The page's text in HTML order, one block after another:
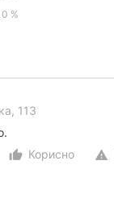
0 %
113
thumb_up_alt
Корисно warning